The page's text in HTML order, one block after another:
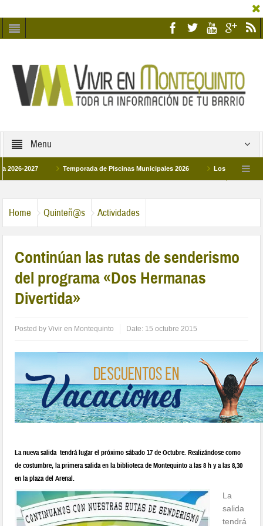
Menu
Temporada de Piscinas Municipales 2026 Los Campus de
Home Quinteñ@s Actividades
Continúan las rutas de senderismo
del programa «Dos Hermanas
Divertida»
Posted byVivir en Montequinto Date: 15 octubre 2015
La nueva salida tendrá lugar el próximo sábado 17 de Octubre. Realizándose como
de costumbre, la primera salida en la biblioteca de Montequinto a las 8 h y a las 8,30
en la plaza del Arenal.
La
salida
tendrá